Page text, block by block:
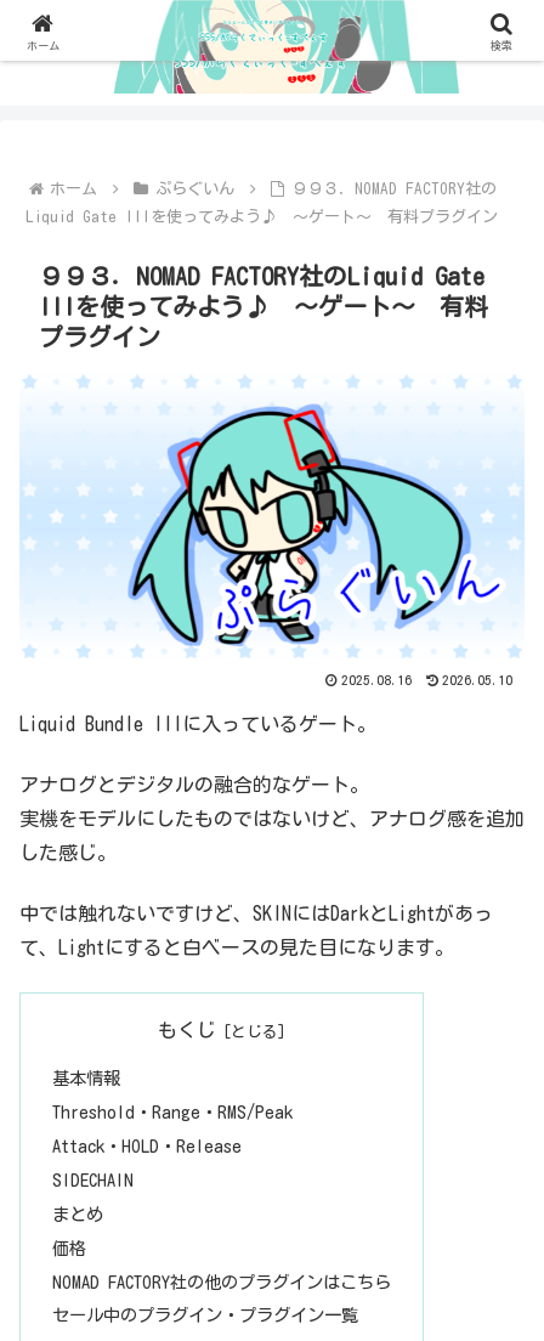
ホーム ぷらぐいん
９９３．NOMAD FACTORY社の
Liquid Gate IIIを使ってみよう♪ ～ゲート～ 有料プラグイン
９９３．NOMAD FACTORY社のLiquid Gate
IIIを使ってみよう♪ ～ゲート～ 有料
プラグイン
2025.08.16 2026.05.10
Liquid Bundle IIIに入っているゲート。
アナログとデジタルの融合的なゲート。
実機をモデルにしたものではないけど、アナログ感を追加
した感じ。
中では触れないですけど、SKINにはDarkとLightがあっ
て、Lightにすると白ベースの見た目になります。
もくじ
基本情報
Threshold・Range・RMS/Peak
Attack・HOLD・Release
SIDECHAIN
まとめ
価格
NOMAD FACTORY社の他のプラグインはこちら
セール中のプラグイン・プラグイン一覧
ホーム 検索